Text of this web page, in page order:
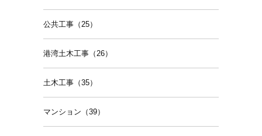
公共工事（25）
港湾土木工事（26）
土木工事（35）
マンション（39）